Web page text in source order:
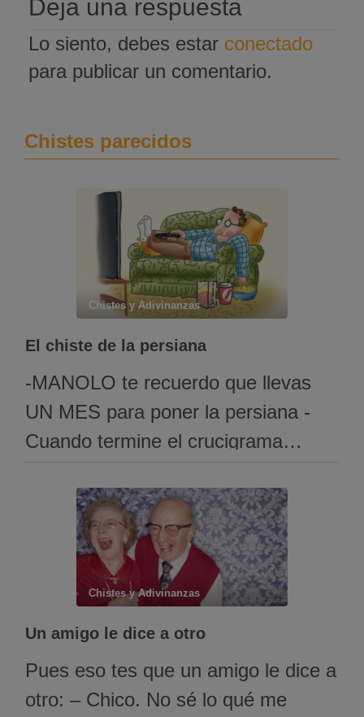
Deja una respuesta
Lo siento, debes estar conectado
para publicar un comentario.
Chistes parecidos
Chistes y Adivinanzas
El chiste de la persiana
-MANOLO te recuerdo que llevas
UN MES para poner la persiana -
Cuando termine el crucigrama…
AHORA CO*ONES!
Chistes y Adivinanzas
Un amigo le dice a otro
Pues eso tes que un amigo le dice a
otro: – Chico. No sé lo qué me